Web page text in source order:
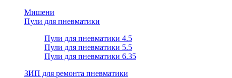
Мишени
Пули для пневматики
Пули для пневматики 4.5
Пули для пневматики 5.5
Пули для пневматики 6.35
ЗИП для ремонта пневматики